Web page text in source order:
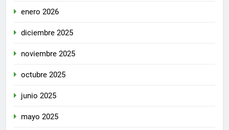
enero 2026
diciembre 2025
noviembre 2025
octubre 2025
junio 2025
mayo 2025